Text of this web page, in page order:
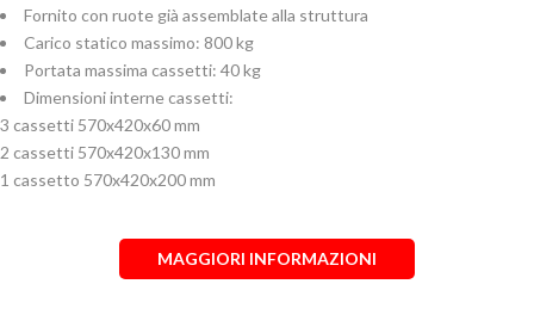
Fornito con ruote già assemblate alla struttura
Carico statico massimo: 800 kg
Portata massima cassetti: 40 kg
Dimensioni interne cassetti:
3 cassetti 570x420x60 mm
2 cassetti 570x420x130 mm
1 cassetto 570x420x200 mm
MAGGIORI INFORMAZIONI